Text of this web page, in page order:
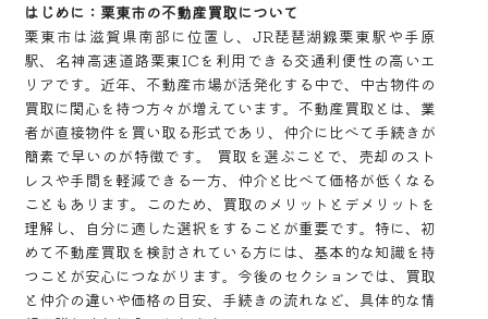
はじめに：栗東市の不動産買取について
栗東市は滋賀県南部に位置し、JR琵琶湖線栗東駅や手原
駅、名神高速道路栗東ICを利用できる交通利便性の高いエ
リアです。近年、不動産市場が活発化する中で、中古物件の
買取に関心を持つ方々が増えています。不動産買取とは、業
者が直接物件を買い取る形式であり、仲介に比べて手続きが
簡素で早いのが特徴です。 買取を選ぶことで、売却のスト
レスや手間を軽減できる一方、仲介と比べて価格が低くなる
こともあります。このため、買取のメリットとデメリットを
理解し、自分に適した選択をすることが重要です。特に、初
めて不動産買取を検討されている方には、基本的な知識を持
つことが安心につながります。今後のセクションでは、買取
と仲介の違いや価格の目安、手続きの流れなど、具体的な情